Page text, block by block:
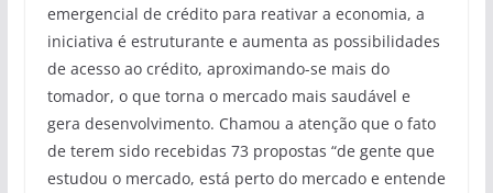
emergencial de crédito para reativar a economia, a
iniciativa é estruturante e aumenta as possibilidades
de acesso ao crédito, aproximando-se mais do
tomador, o que torna o mercado mais saudável e
gera desenvolvimento. Chamou a atenção que o fato
de terem sido recebidas 73 propostas “de gente que
estudou o mercado, está perto do mercado e entende